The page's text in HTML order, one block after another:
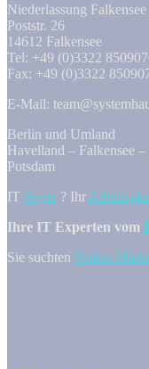
Niederlassung
Poststr. 26
14612 Falkensee
Tel: +49 (0)3322
Fax: +49 (0)3322
E-Mail:
Berlin und Umland
Havelland – Falkensee
Potsdam
IT Ärger ? Ihr
Ihre IT Experten vom
Sie suchten Online